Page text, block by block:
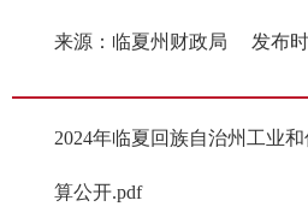
来源：临夏州财政局
发布
2024年临夏回族自治州工业
算公开.pdf